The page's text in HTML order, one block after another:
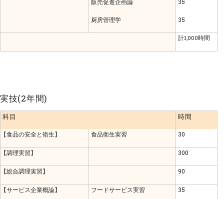
厨房管理学 35
計1,000時間
実技(2年間)
科目 時間
【食品の安全と衛生】 食品衛生実習 30
【調理実習】 300
【総合調理実習】 90
【サービス企業概論】 フードサービス実習 35